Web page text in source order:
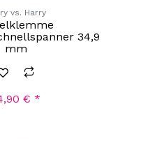
vs. Harry
34,9
mm
€ *